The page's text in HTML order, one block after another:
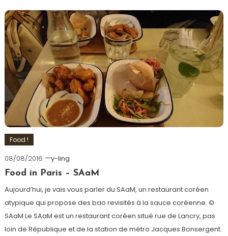
Food !
08/08/2016
y-ling
Food in Paris – SAaM
Aujourd’hui, je vais vous parler du SAaM, un restaurant coréen
atypique qui propose des bao revisités à la sauce coréenne. ©
SAaM Le SAaM est un restaurant coréen situé rue de Lancry, pas
loin de République et de la station de métro Jacques Bonsergent.